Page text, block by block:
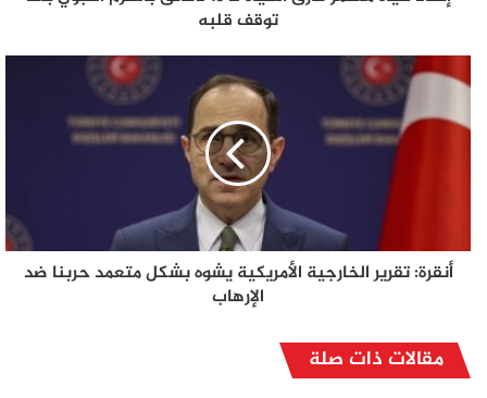
توقف قلبه
أنقرة: تقرير الخارجية الأمريكية يشوه بشكل متعمد حربنا ضد
الإرهاب
مقالات ذات صلة